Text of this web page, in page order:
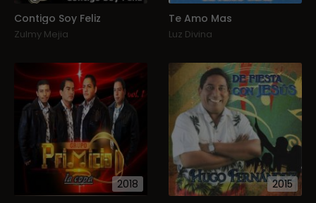
Contigo Soy Feliz
Zulmy Mejia
Te Amo Mas
Luz Divina
2018
2015